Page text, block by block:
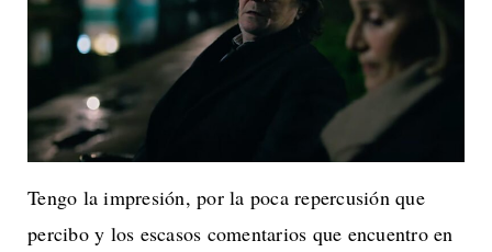
Tengo la impresión, por la poca repercusión que
percibo y los escasos comentarios que encuentro en